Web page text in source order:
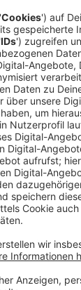
in
durch
hat er
wirkt er sich
aus?
wir
ausgewählte
auf der13.
bis zum 14.